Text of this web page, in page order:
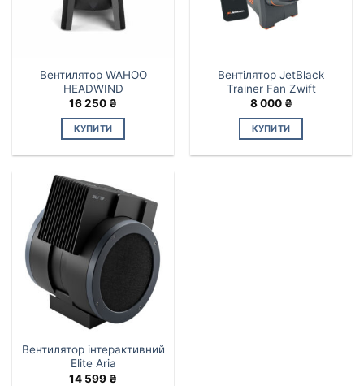
Вентилятор WAHOO
HEADWIND
16 250 ₴
КУПИТИ
Вентілятор JetBlack
Trainer Fan Zwift
8 000 ₴
КУПИТИ
Вентилятор інтерактивний
Elite Aria
14 599 ₴